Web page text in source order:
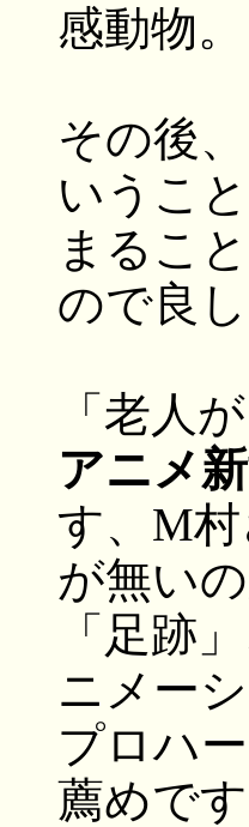
感動物。
その後
いうこ
まるこ
ので良し
「老人
アニメ
す、M
が無い
「足跡
ニメー
プロハ
薦めで